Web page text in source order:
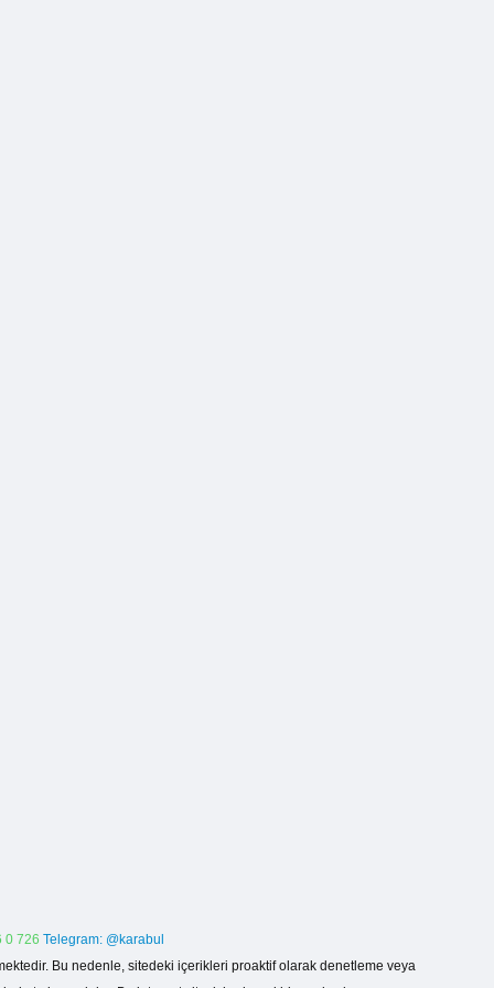
0 726 Telegram: @karabul
Bu nedenle, sitedeki içerikleri proaktif olarak denetleme veya